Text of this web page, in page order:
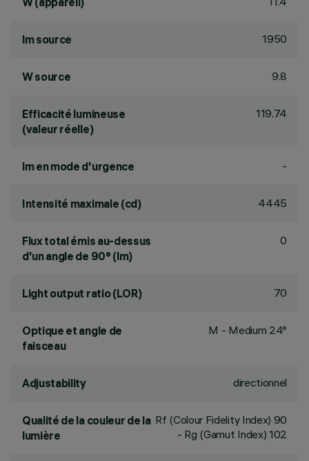
lm source 1950
W source 9.8
Efficacité lumineuse
(valeur réelle)
119.74
lm en mode d'urgence -
Intensité maximale (cd) 4445
Flux total émis au-dessus
d'un angle de 90° (lm)
0
Light output ratio (LOR) 70
Optique et angle de
faisceau
M - Medium 24°
Adjustability directionnel
Qualité de la couleur de la
lumière
Rf (Colour Fidelity Index) 90
- Rg (Gamut Index) 102